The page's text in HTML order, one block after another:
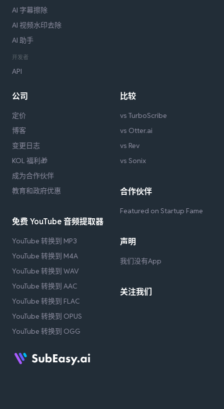
AI 字幕擦除
AI 视频水印去除
AI 助手
开发者
API
公司
定价
博客
变更日志
KOL 福利🎁
成为合作伙伴
教育和政府优惠
免费 YouTube 音频提取器
YouTube 转换到 MP3
YouTube 转换到 M4A
YouTube 转换到 WAV
YouTube 转换到 AAC
YouTube 转换到 FLAC
YouTube 转换到 OPUS
YouTube 转换到 OGG
比较
vs TurboScribe
vs Otter.ai
vs Rev
vs Sonix
合作伙伴
Featured on Startup Fame
声明
我们没有App
关注我们